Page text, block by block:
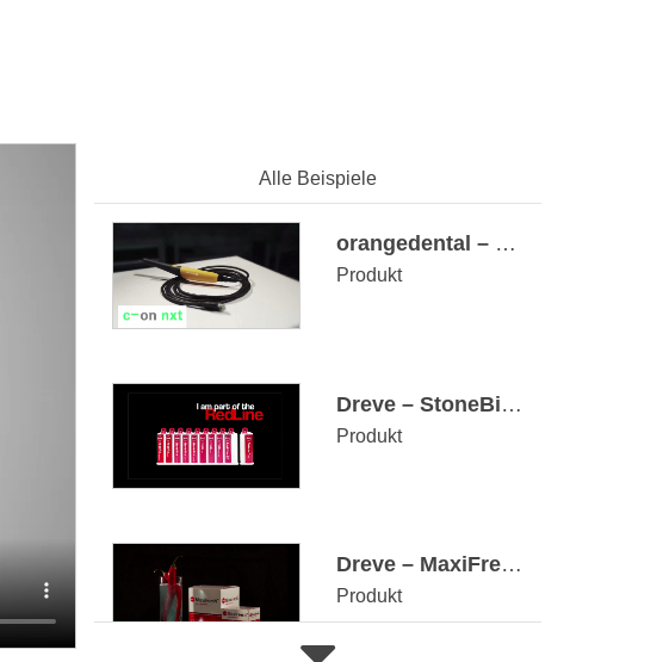
Alle Beispiele
orangedental – c-on nxt: Die einzige volldigitale Intraoralkamera mit automatischer Bilddrehung
Produkt
Dreve – StoneBite® Silikon für die Bissregistrierung
Produkt
Dreve – MaxiFreshTM macht Sportmundschutz und Zahnschienen hygienisch rein
Produkt